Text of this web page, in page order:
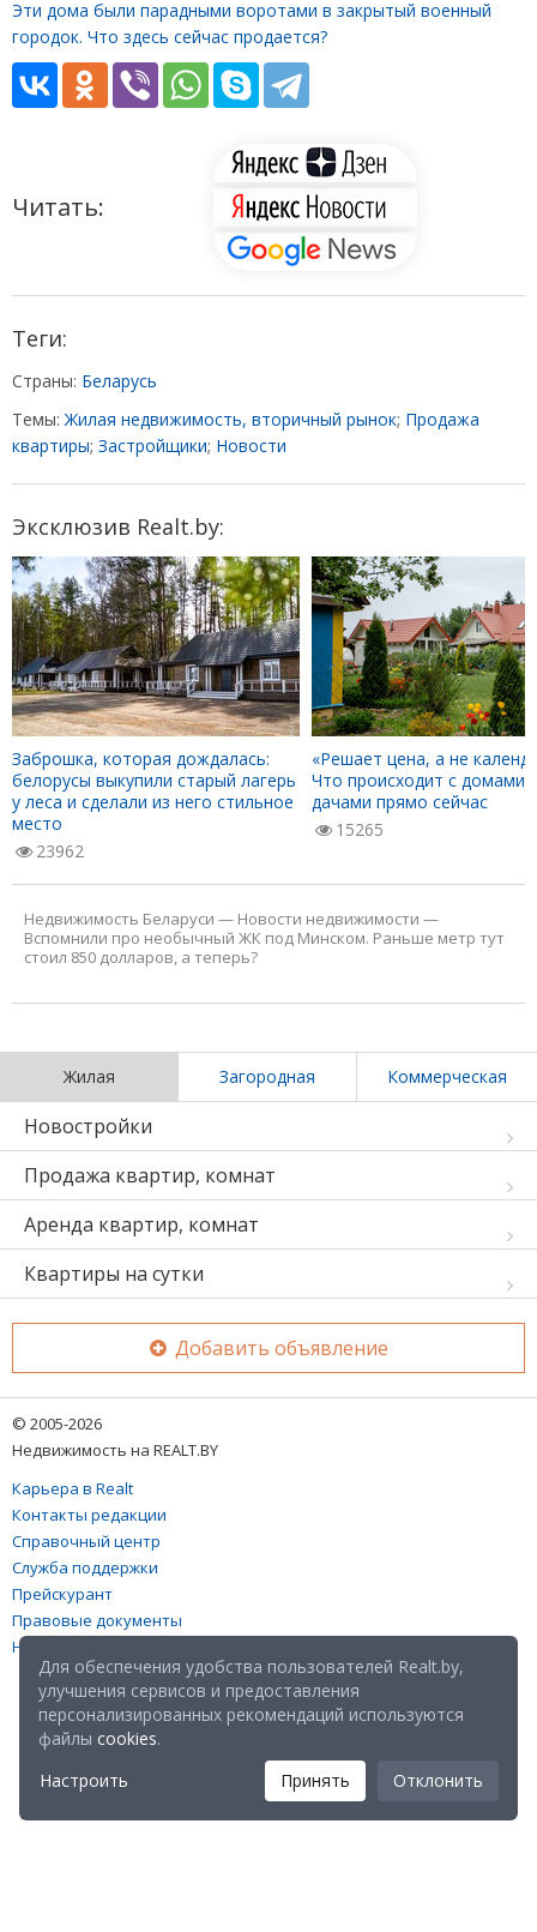
Эти дома были парадными воротами в закрытый военный
городок. Что здесь сейчас продается?
Читать:
Теги:
Страны: Беларусь
Темы:Жилая недвижимость, вторичный рынок; Продажа
квартиры; Застройщики; Новости
Эксклюзив Realt.by:
Заброшка, которая дождалась:
белорусы выкупили старый лагерь
у леса и сделали из него стильное
место
23962
«Решает цена, а не
Что происходит с домами
дачами прямо сейчас
15265
Недвижимость Беларуси — Новости недвижимости —
Вспомнили про необычный ЖК под Минском. Раньше метр тут
стоил 850 долларов, а теперь?
Жилая Загородная Коммерческая
Новостройки
Продажа квартир, комнат
Аренда квартир, комнат
Квартиры на сутки
Добавить объявление
© 2005-2026
Недвижимость на REALT.BY
Карьера в Realt
Контакты редакции
Справочный центр
Служба поддержки
Прейскурант
Правовые документы
Настройка файлов cookies
Для обеспечения удобства пользователей Realt.by,
улучшения сервисов и предоставления
персонализированных рекомендаций используются
файлы cookies.
Настроить
Принять Отклонить